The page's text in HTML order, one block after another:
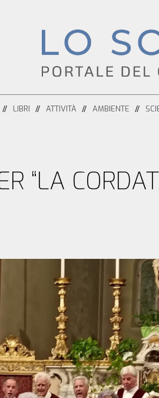
LIBRI ATTIVITÀ AMBIENTE
“LA